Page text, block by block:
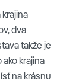
dva
takže je
krajina
na krásnu